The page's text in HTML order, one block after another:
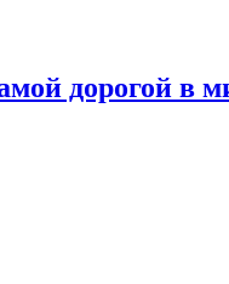
дорогой в